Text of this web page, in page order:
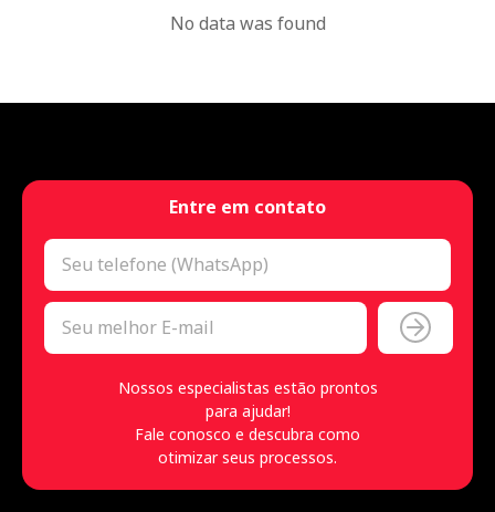
No data was found
Entre em contato
Nossos especialistas estão prontos
para ajudar!
Fale conosco e descubra como
otimizar seus processos.